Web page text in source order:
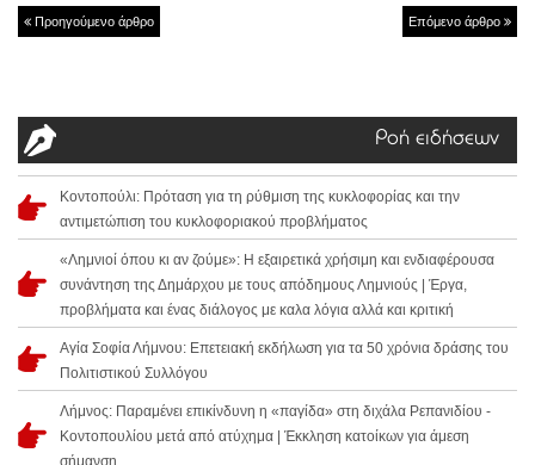
Προηγούμενο άρθρο Επόμενο άρθρο
Ροή ειδήσεων
Κοντοπούλι: Πρόταση για τη ρύθμιση της κυκλοφορίας και την
αντιμετώπιση του κυκλοφοριακού προβλήματος
«Λημνιοί όπου κι αν ζούμε»: Η εξαιρετικά χρήσιμη και ενδιαφέρουσα
συνάντηση της Δημάρχου με τους απόδημους Λημνιούς | Έργα,
προβλήματα και ένας διάλογος με καλα λόγια αλλά και κριτική
Αγία Σοφία Λήμνου: Επετειακή εκδήλωση για τα 50 χρόνια δράσης του
Πολιτιστικού Συλλόγου
Λήμνος: Παραμένει επικίνδυνη η «παγίδα» στη διχάλα Ρεπανιδίου -
Κοντοπουλίου μετά από ατύχημα | Έκκληση κατοίκων για άμεση